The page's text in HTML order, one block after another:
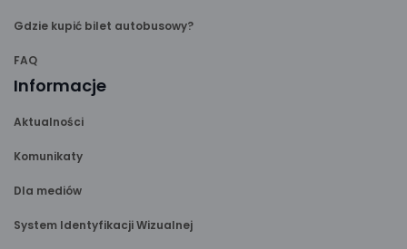
Gdzie kupić bilet autobusowy?
FAQ
Informacje
Aktualności
Komunikaty
Dla mediów
System Identyfikacji Wizualnej